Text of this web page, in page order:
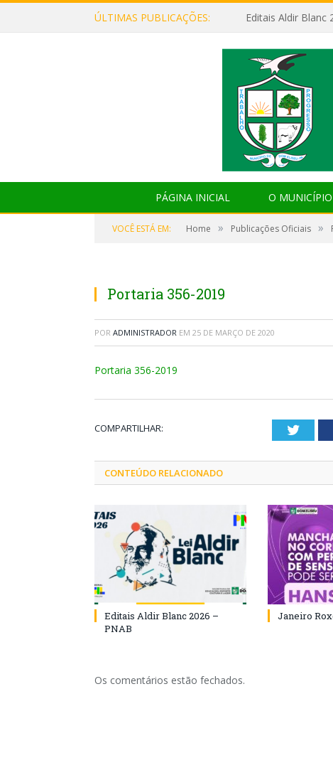
ÚLTIMAS PUBLICAÇÕES: Editais Aldir Blanc
PÁGINA INICIAL O MUNICÍPIO
VOCÊ ESTÁ EM: Home » Publicações Oficiais »
Portaria 356-2019
POR ADMINISTRADOR EM 25 DE MARÇO DE 2020
Portaria 356-2019
COMPARTILHAR:
CONTEÚDO RELACIONADO
Editais Aldir Blanc 2026 –
PNAB
Janeiro
Os comentários estão fechados.